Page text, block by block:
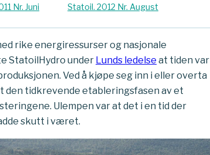
Nr. Juni
Statoil. 2012 Nr. August
rike energiressurser og nasjonale
StatoilHydro under Lunds ledelse at tiden var
Ved å kjøpe seg inn i eller overta
den tidkrevende etableringsfasen av et
Ulempen var at det i en tid der
skutt i været.